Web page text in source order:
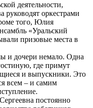
деятельности,
оркестрами
того, Юлия
«Уральский
призовые места в
и дочери немало. Одна
где примут
и выпускники. Это
всем – и самим
постоянно